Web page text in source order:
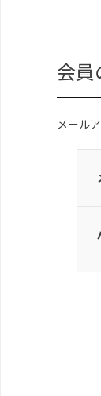
会員
メール